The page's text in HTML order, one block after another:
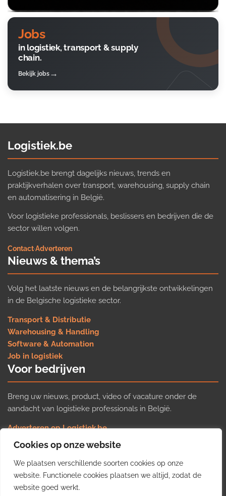
Cookies op onze website
We plaatsen verschillende soorten cookies op onze
website. Functionele cookies plaatsen we altijd, zodat de
website goed werkt.
Jobs
in logistiek, transport & supply
chain.
Bekijk jobs
Logistiek.be
Logistiek.be brengt dagelijks nieuws, trends en
praktijkverhalen over transport, warehousing, supply chain
en automatisering in België.
Voor logistieke professionals, beslissers en bedrijven die de
sector willen volgen.
Contact·Adverteren
Nieuws & thema’s
Volg het laatste nieuws en de belangrijkste ontwikkelingen
in de Belgische logistieke sector.
Transport & Distributie
Warehousing & Handling
Software & Automation
Job in logistiek
Voor bedrijven
Breng uw nieuws, product, video of vacature onder de
aandacht van logistieke professionals in België.
Adverteren op Logistiek.be
Nieuws insturen
Uw video op Logistiek.TV
Job plaatsen
Gratis wekelijkse update